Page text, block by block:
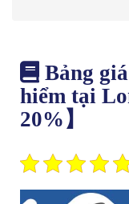
Bảng
hiểm tại
20%】